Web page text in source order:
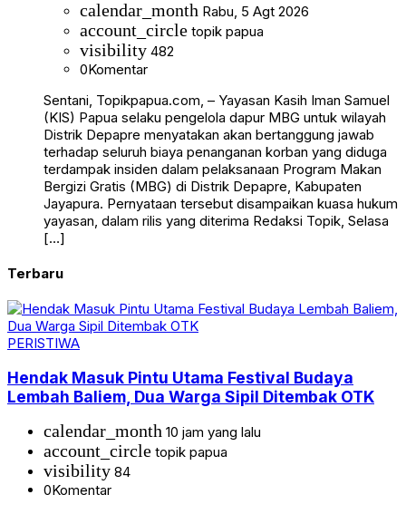
calendar_month Rabu, 5 Agt 2026
account_circle topik papua
visibility 482
0Komentar
Sentani, Topikpapua.com, – Yayasan Kasih Iman Samuel
(KIS) Papua selaku pengelola dapur MBG untuk wilayah
Distrik Depapre menyatakan akan bertanggung jawab
terhadap seluruh biaya penanganan korban yang diduga
terdampak insiden dalam pelaksanaan Program Makan
Bergizi Gratis (MBG) di Distrik Depapre, Kabupaten
Jayapura. Pernyataan tersebut disampaikan kuasa hukum
yayasan, dalam rilis yang diterima Redaksi Topik, Selasa
[…]
Terbaru
PERISTIWA
Hendak Masuk Pintu Utama Festival Budaya
Lembah Baliem, Dua Warga Sipil Ditembak OTK
calendar_month 10 jam yang lalu
account_circle topik papua
visibility 84
0Komentar